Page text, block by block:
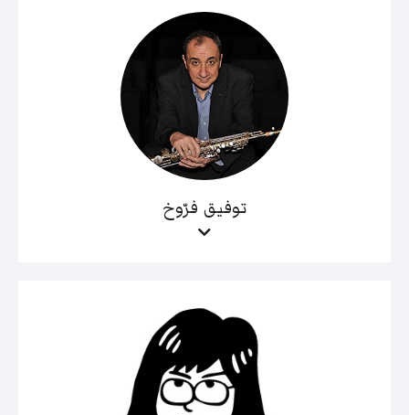
توفيق فرّوخ